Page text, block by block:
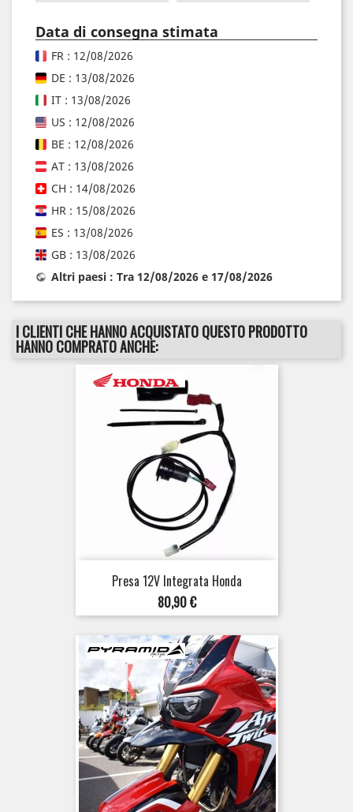
Data di consegna stimata
FR : 12/08/2026
DE : 13/08/2026
IT : 13/08/2026
US : 12/08/2026
BE : 12/08/2026
AT : 13/08/2026
CH : 14/08/2026
HR : 15/08/2026
ES : 13/08/2026
GB : 13/08/2026
Altri paesi : Tra 12/08/2026 e 17/08/2026
I CLIENTI CHE HANNO ACQUISTATO QUESTO PRODOTTO
HANNO COMPRATO ANCHE:
Presa 12V Integrata Honda
Prezzo
80,90 €